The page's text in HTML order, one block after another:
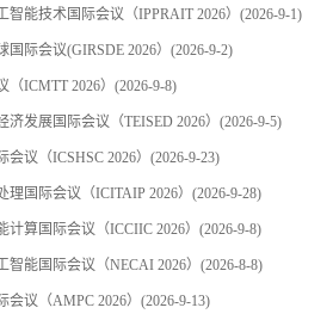
能技术国际会议（IPPRAIT 2026） (2026-9-1)
际会议(GIRSDE 2026） (2026-9-2)
ICMTT 2026） (2026-9-8)
发展国际会议（TEISED 2026） (2026-9-5)
议（ICSHSC 2026） (2026-9-23)
国际会议（ICITAIP 2026） (2026-9-28)
算国际会议（ICCIIC 2026） (2026-9-8)
能国际会议（NECAI 2026） (2026-8-8)
议（AMPC 2026） (2026-9-13)